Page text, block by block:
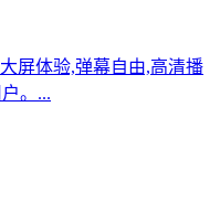
屏体验,弹幕自由,高清播
。...